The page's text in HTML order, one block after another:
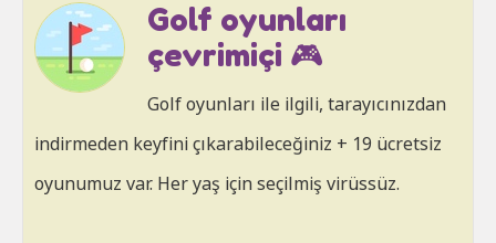
Golf oyunları
çevrimiçi 🎮
Golf oyunları ile ilgili, tarayıcınızdan
indirmeden keyfini çıkarabileceğiniz + 19 ücretsiz
oyunumuz var. Her yaş için seçilmiş virüssüz.